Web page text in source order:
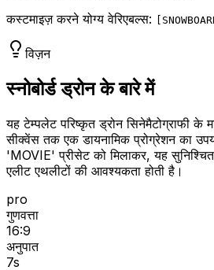
कस्टमाइज़ करने योग्य वेरिएबल्स:
विज़न
स्नोबोर्ड ड्रोन के बारे में
यह टेम्पलेट परिष्कृत ड्रोन सिनेमैटोग्राफी
सीक्वेंस तक एक डायनामिक प्रोग्रेशन का
'MOVIE' प्रीसेट को मिलाकर, यह
एलीट एथलीटों की आवश्यकता होती है।
pro
गुणवत्ता
16:9
अनुपात
7s